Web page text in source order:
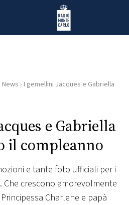
Radio Monte Carlo
News › I gemellini Jacques e Gabriella
e Gabriella
il compleanno
e tante foto ufficiali per i
Che crescono amorevolmente
Charlene e papà